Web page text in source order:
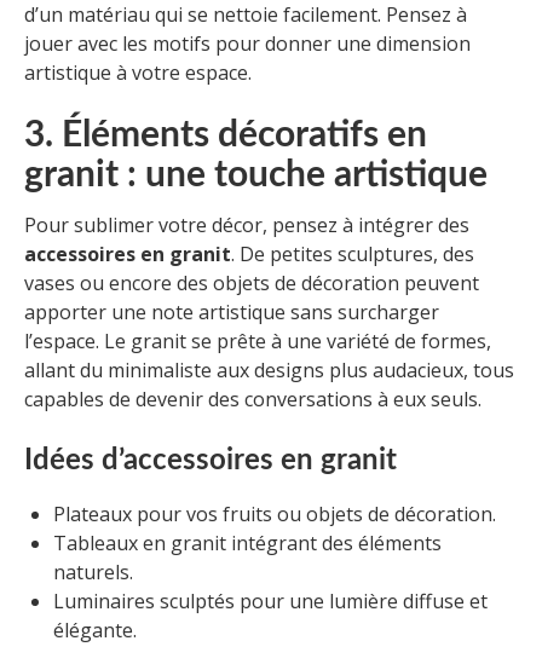
d’un matériau qui se nettoie facilement. Pensez à
jouer avec les motifs pour donner une dimension
artistique à votre espace.
3. Éléments décoratifs en
granit : une touche artistique
Pour sublimer votre décor, pensez à intégrer des
accessoires en granit. De petites sculptures, des
vases ou encore des objets de décoration peuvent
apporter une note artistique sans surcharger
l’espace. Le granit se prête à une variété de formes,
allant du minimaliste aux designs plus audacieux, tous
capables de devenir des conversations à eux seuls.
Idées d’accessoires en granit
Plateaux pour vos fruits ou objets de décoration.
Tableaux en granit intégrant des éléments
naturels.
Luminaires sculptés pour une lumière diffuse et
élégante.